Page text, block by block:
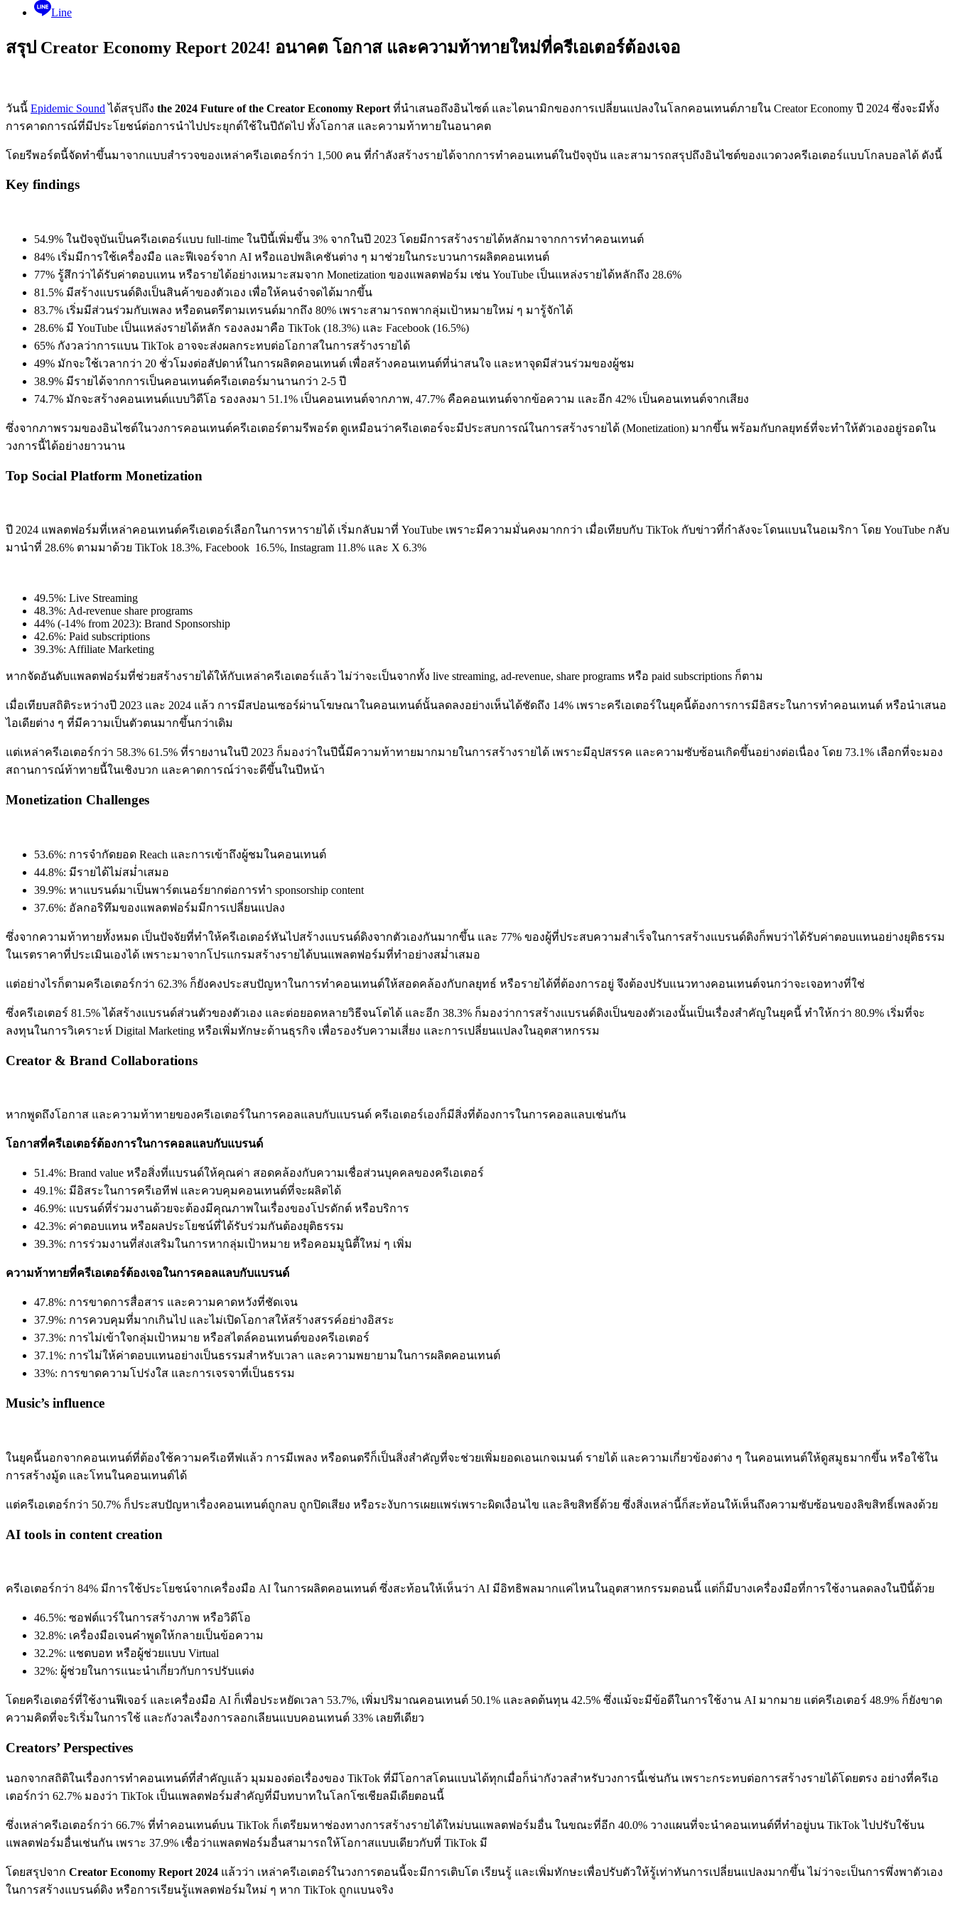
Line
สรุป Creator Economy Report 2024! อนาคต โอกาส และความท้าทายใหม่ที่ครีเอเตอร์ต้องเจอ
วันนี้ Epidemic Sound ได้สรุปถึง the 2024 Future of the Creator Economy Report ที่นำเสนอถึงอินไซต์ และไดนามิกของการเปลี่ยนแปลงในโลกคอนเทนต์ภายใน Creator Economy ปี 2024 ซึ่งจะมีทั้ง
การคาดการณ์ที่มีประโยชน์ต่อการนำไปประยุกต์ใช้ในปีถัดไป ทั้งโอกาส และความท้าทายในอนาคต
โดยรีพอร์ตนี้จัดทำขึ้นมาจากแบบสำรวจของเหล่าครีเอเตอร์กว่า 1,500 คน ที่กำลังสร้างรายได้จากการทำคอนเทนต์ในปัจจุบัน และสามารถสรุปถึงอินไซต์ของแวดวงครีเอเตอร์แบบโกลบอลได้ ดังนี้
Key findings
54.9% ในปัจจุบันเป็นครีเอเตอร์แบบ full-time ในปีนี้เพิ่มขึ้น 3% จากในปี 2023 โดยมีการสร้างรายได้หลักมาจากการทำคอนเทนต์
84% เริ่มมีการใช้เครื่องมือ และฟีเจอร์จาก AI หรือแอปพลิเคชันต่าง ๆ มาช่วยในกระบวนการผลิตคอนเทนต์
77% รู้สึกว่าได้รับค่าตอบแทน หรือรายได้อย่างเหมาะสมจาก Monetization ของแพลตฟอร์ม เช่น YouTube เป็นแหล่งรายได้หลักถึง 28.6%
81.5% มีสร้างแบรนด์ดิงเป็นสินค้าของตัวเอง เพื่อให้คนจำจดได้มากขึ้น
83.7% เริ่มมีส่วนร่วมกับเพลง หรือดนตรีตามเทรนด์มากถึง 80% เพราะสามารถพากลุ่มเป้าหมายใหม่ ๆ มารู้จักได้
28.6% มี YouTube เป็นแหล่งรายได้หลัก รองลงมาคือ TikTok (18.3%) และ Facebook (16.5%)
65% กังวลว่าการแบน TikTok อาจจะส่งผลกระทบต่อโอกาสในการสร้างรายได้
49% มักจะใช้เวลากว่า 20 ชั่วโมงต่อสัปดาห์ในการผลิตคอนเทนต์ เพื่อสร้างคอนเทนต์ที่น่าสนใจ และหาจุดมีส่วนร่วมของผู้ชม
38.9% มีรายได้จากการเป็นคอนเทนต์ครีเอเตอร์มานานกว่า 2-5 ปี
74.7% มักจะสร้างคอนเทนต์แบบวิดีโอ รองลงมา 51.1% เป็นคอนเทนต์จากภาพ, 47.7% คือคอนเทนต์จากข้อความ และอีก 42% เป็นคอนเทนต์จากเสียง
ซึ่งจากภาพรวมของอินไซต์ในวงการคอนเทนต์ครีเอเตอร์ตามรีพอร์ต ดูเหมือนว่าครีเอเตอร์จะมีประสบการณ์ในการสร้างรายได้ (Monetization) มากขึ้น พร้อมกับกลยุทธ์ที่จะทำให้ตัวเองอยู่รอดใน
วงการนี้ได้อย่างยาวนาน
Top Social Platform Monetization
ปี 2024 แพลตฟอร์มที่เหล่าคอนเทนต์ครีเอเตอร์เลือกในการหารายได้ เริ่มกลับมาที่ YouTube เพราะมีความมั่นคงมากกว่า เมื่อเทียบกับ TikTok กับข่าวที่กำลังจะโดนแบนในอเมริกา โดย YouTube กลับ
มานำที่ 28.6% ตามมาด้วย TikTok 18.3%, Facebook 16.5%, Instagram 11.8% และ X 6.3%
49.5%: Live Streaming
48.3%: Ad-revenue share programs
44% (-14% from 2023): Brand Sponsorship
42.6%: Paid subscriptions
39.3%: Affiliate Marketing
หากจัดอันดับแพลตฟอร์มที่ช่วยสร้างรายได้ให้กับเหล่าครีเอเตอร์แล้ว ไม่ว่าจะเป็นจากทั้ง live streaming, ad-revenue, share programs หรือ paid subscriptions ก็ตาม
เมื่อเทียบสถิติระหว่างปี 2023 และ 2024 แล้ว การมีสปอนเซอร์ผ่านโฆษณาในคอนเทนต์นั้นลดลงอย่างเห็นได้ชัดถึง 14% เพราะครีเอเตอร์ในยุคนี้ต้องการการมีอิสระในการทำคอนเทนต์ หรือนำเสนอ
ไอเดียต่าง ๆ ที่มีความเป็นตัวตนมากขึ้นกว่าเดิม
แต่เหล่าครีเอเตอร์กว่า 58.3% 61.5% ที่รายงานในปี 2023 ก็มองว่าในปีนี้มีความท้าทายมากมายในการสร้างรายได้ เพราะมีอุปสรรค และความซับซ้อนเกิดขึ้นอย่างต่อเนื่อง โดย 73.1% เลือกที่จะมอง
สถานการณ์ท้าทายนี้ในเชิงบวก และคาดการณ์ว่าจะดีขึ้นในปีหน้า
Monetization Challenges
53.6%: การจำกัดยอด Reach และการเข้าถึงผู้ชมในคอนเทนต์
44.8%: มีรายได้ไม่สม่ำเสมอ
39.9%: หาแบรนด์มาเป็นพาร์ตเนอร์ยากต่อการทำ sponsorship content
37.6%: อัลกอริทึมของแพลตฟอร์มมีการเปลี่ยนแปลง
ซึ่งจากความท้าทายทั้งหมด เป็นปัจจัยที่ทำให้ครีเอเตอร์หันไปสร้างแบรนด์ดิงจากตัวเองกันมากขึ้น และ 77% ของผู้ที่ประสบความสำเร็จในการสร้างแบรนด์ดิงก็พบว่าได้รับค่าตอบแทนอย่างยุติธรรม
ในเรตราคาที่ประเมินเองได้ เพราะมาจากโปรแกรมสร้างรายได้บนแพลตฟอร์มที่ทำอย่างสม่ำเสมอ
แต่อย่างไรก็ตามครีเอเตอร์กว่า 62.3% ก็ยังคงประสบปัญหาในการทำคอนเทนต์ให้สอดคล้องกับกลยุทธ์ หรือรายได้ที่ต้องการอยู่ จึงต้องปรับแนวทางคอนเทนต์จนกว่าจะเจอทางที่ใช่
ซึ่งครีเอเตอร์ 81.5% ได้สร้างแบรนด์ส่วนตัวของตัวเอง และต่อยอดหลายวิธีจนโตได้ และอีก 38.3% ก็มองว่าการสร้างแบรนด์ดิงเป็นของตัวเองนั้นเป็นเรื่องสำคัญในยุคนี้ ทำให้กว่า 80.9% เริ่มที่จะ
ลงทุนในการวิเคราะห์ Digital Marketing หรือเพิ่มทักษะด้านธุรกิจ เพื่อรองรับความเสี่ยง และการเปลี่ยนแปลงในอุตสาหกรรม
Creator & Brand Collaborations
หากพูดถึงโอกาส และความท้าทายของครีเอเตอร์ในการคอลแลบกับแบรนด์ ครีเอเตอร์เองก็มีสิ่งที่ต้องการในการคอลแลบเช่นกัน
โอกาสที่ครีเอเตอร์ต้องการในการคอลแลบกับแบรนด์
51.4%: Brand value หรือสิ่งที่แบรนด์ให้คุณค่า สอดคล้องกับความเชื่อส่วนบุคคลของครีเอเตอร์
49.1%: มีอิสระในการครีเอทีฟ และควบคุมคอนเทนต์ที่จะผลิตได้
46.9%: แบรนด์ที่ร่วมงานด้วยจะต้องมีคุณภาพในเรื่องของโปรดักต์ หรือบริการ
42.3%: ค่าตอบแทน หรือผลประโยชน์ที่ได้รับร่วมกันต้องยุติธรรม
39.3%: การร่วมงานที่ส่งเสริมในการหากลุ่มเป้าหมาย หรือคอมมูนิตี้ใหม่ ๆ เพิ่ม
ความท้าทายที่ครีเอเตอร์ต้องเจอในการคอลแลบกับแบรนด์
47.8%: การขาดการสื่อสาร และความคาดหวังที่ชัดเจน
37.9%: การควบคุมที่มากเกินไป และไม่เปิดโอกาสให้สร้างสรรค์อย่างอิสระ
37.3%: การไม่เข้าใจกลุ่มเป้าหมาย หรือสไตล์คอนเทนต์ของครีเอเตอร์
37.1%: การไม่ให้ค่าตอบแทนอย่างเป็นธรรมสำหรับเวลา และความพยายามในการผลิตคอนเทนต์
33%: การขาดความโปร่งใส และการเจรจาที่เป็นธรรม
Music’s influence
ในยุคนี้นอกจากคอนเทนต์ที่ต้องใช้ความครีเอทีฟแล้ว การมีเพลง หรือดนตรีก็เป็นสิ่งสำคัญที่จะช่วยเพิ่มยอดเอนเกจเมนต์ รายได้ และความเกี่ยวข้องต่าง ๆ ในคอนเทนต์ให้ดูสมูธมากขึ้น หรือใช้ใน
การสร้างมู้ด และโทนในคอนเทนต์ได้
แต่ครีเอเตอร์กว่า 50.7% ก็ประสบปัญหาเรื่องคอนเทนต์ถูกลบ ถูกปิดเสียง หรือระงับการเผยแพร่เพราะผิดเงื่อนไข และลิขสิทธิ์ด้วย ซึ่งสิ่งเหล่านี้ก็สะท้อนให้เห็นถึงความซับซ้อนของลิขสิทธิ์เพลงด้วย
AI tools in content creation
ครีเอเตอร์กว่า 84% มีการใช้ประโยชน์จากเครื่องมือ AI ในการผลิตคอนเทนต์ ซึ่งสะท้อนให้เห็นว่า AI มีอิทธิพลมากแค่ไหนในอุตสาหกรรมตอนนี้ แต่ก็มีบางเครื่องมือที่การใช้งานลดลงในปีนี้ด้วย
46.5%: ซอฟต์แวร์ในการสร้างภาพ หรือวิดีโอ
32.8%: เครื่องมือเจนคำพูดให้กลายเป็นข้อความ
32.2%: แชตบอท หรือผู้ช่วยแบบ Virtual
32%: ผู้ช่วยในการแนะนำเกี่ยวกับการปรับแต่ง
โดยครีเอเตอร์ที่ใช้งานฟีเจอร์ และเครื่องมือ AI ก็เพื่อประหยัดเวลา 53.7%, เพิ่มปริมาณคอนเทนต์ 50.1% และลดต้นทุน 42.5% ซึ่งแม้จะมีข้อดีในการใช้งาน AI มากมาย แต่ครีเอเตอร์ 48.9% ก็ยังขาด
ความคิดที่จะริเริ่มในการใช้ และกังวลเรื่องการลอกเลียนแบบคอนเทนต์ 33% เลยทีเดียว
Creators’ Perspectives
นอกจากสถิติในเรื่องการทำคอนเทนต์ที่สำคัญแล้ว มุมมองต่อเรื่องของ TikTok ที่มีโอกาสโดนแบนได้ทุกเมื่อก็น่ากังวลสำหรับวงการนี้เช่นกัน เพราะกระทบต่อการสร้างรายได้โดยตรง อย่างที่ครีเอ
เตอร์กว่า 62.7% มองว่า TikTok เป็นแพลตฟอร์มสำคัญที่มีบทบาทในโลกโซเชียลมีเดียตอนนี้
ซึ่งเหล่าครีเอเตอร์กว่า 66.7% ที่ทำคอนเทนต์บน TikTok ก็เตรียมหาช่องทางการสร้างรายได้ใหม่บนแพลตฟอร์มอื่น ในขณะที่อีก 40.0% วางแผนที่จะนำคอนเทนต์ที่ทำอยู่บน TikTok ไปปรับใช้บน
แพลตฟอร์มอื่นเช่นกัน เพราะ 37.9% เชื่อว่าแพลตฟอร์มอื่นสามารถให้โอกาสแบบเดียวกับที่ TikTok มี
โดยสรุปจาก Creator Economy Report 2024 แล้วว่า เหล่าครีเอเตอร์ในวงการตอนนี้จะมีการเติบโต เรียนรู้ และเพิ่มทักษะเพื่อปรับตัวให้รู้เท่าทันการเปลี่ยนแปลงมากขึ้น ไม่ว่าจะเป็นการพึ่งพาตัวเอง
ในการสร้างแบรนด์ดิง หรือการเรียนรู้แพลตฟอร์มใหม่ ๆ หาก TikTok ถูกแบนจริง